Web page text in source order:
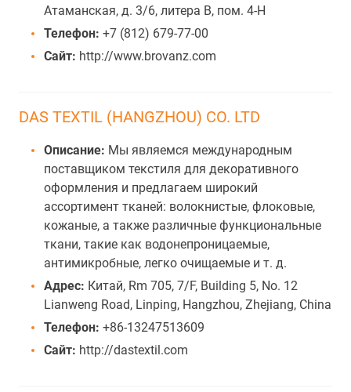
Атаманская, д. 3/6, литера В, пом. 4-Н
Телефон: +7 (812) 679-77-00
Сайт: http://www.brovanz.com
DAS TEXTIL (HANGZHOU) CO. LTD
Описание: Мы являемся международным
поставщиком текстиля для декоративного
оформления и предлагаем широкий
ассортимент тканей: волокнистые, флоковые,
кожаные, а также различные функциональные
ткани, такие как водонепроницаемые,
антимикробные, легко очищаемые и т. д.
Адрес: Китай, Rm 705, 7/F, Building 5, No. 12
Lianweng Road, Linping, Hangzhou, Zhejiang, China
Телефон: +86-13247513609
Сайт: http://dastextil.com